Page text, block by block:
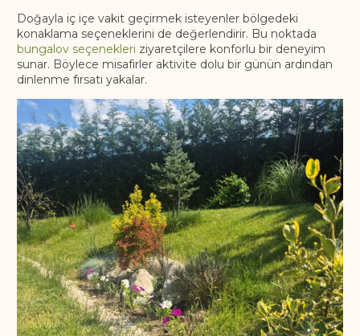
Doğayla iç içe vakit geçirmek isteyenler bölgedeki
konaklama seçeneklerini de değerlendirir. Bu noktada
bungalov seçenekleri ziyaretçilere konforlu bir deneyim
sunar. Böylece misafirler aktivite dolu bir günün ardından
dinlenme fırsatı yakalar.